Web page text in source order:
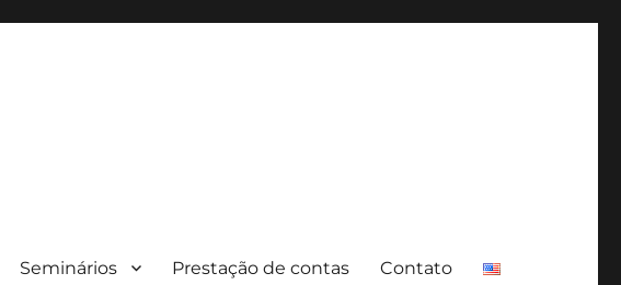
Seminários Prestação de contas Contato